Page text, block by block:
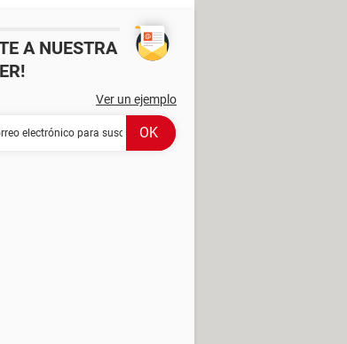
A NUESTRA
Ver un ejemplo